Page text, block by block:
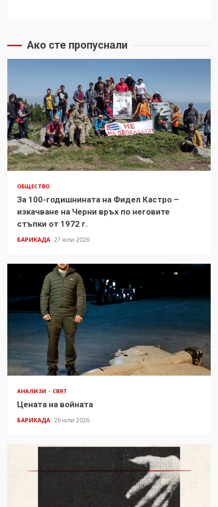
Ако сте пропуснали
ОБЩЕСТВО
За 100-годишнината на Фидел Кастро –
изкачване на Черни връх по неговите
стъпки от 1972 г.
БАРИКАДА 27 юли 2026
АНАЛИЗИ СВЯТ
Цената на войната
БАРИКАДА 26 юли 2026